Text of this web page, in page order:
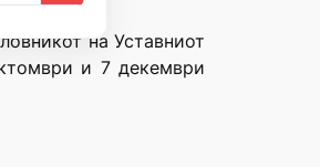
на Уставниот
и 7 декември